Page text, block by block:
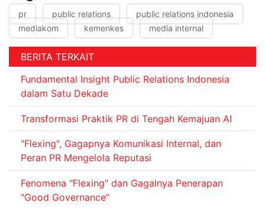
pr public relations
public relations indonesia
mediakom
kemenkes media internal
BERITA TERKAIT
Fundamental Insight Public Relations Indonesia
dalam Satu Dekade
Transformasi Praktik PR di Tengah Kemajuan AI
"Flexing", Gagapnya Komunikasi Internal, dan
Peran PR Mengelola Reputasi
Fenomena "Flexing" dan Gagalnya Penerapan
"Good Governance"